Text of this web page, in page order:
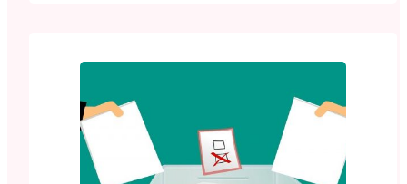
(https://www.diplomatie.gouv.fr/fr/services-
questions/ Cette FAQ est également
accessible…